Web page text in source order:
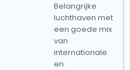
Belangrijke
luchthaven met
een goede mix
van
internationale
en